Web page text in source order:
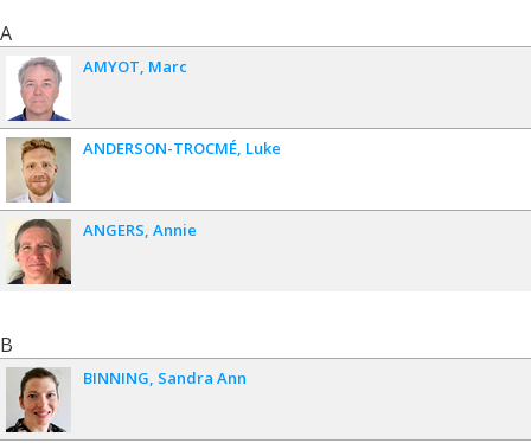
A
AMYOT Marc
ANDERSON-TROCMÉ Luke
ANGERS Annie
B
BINNING Sandra Ann